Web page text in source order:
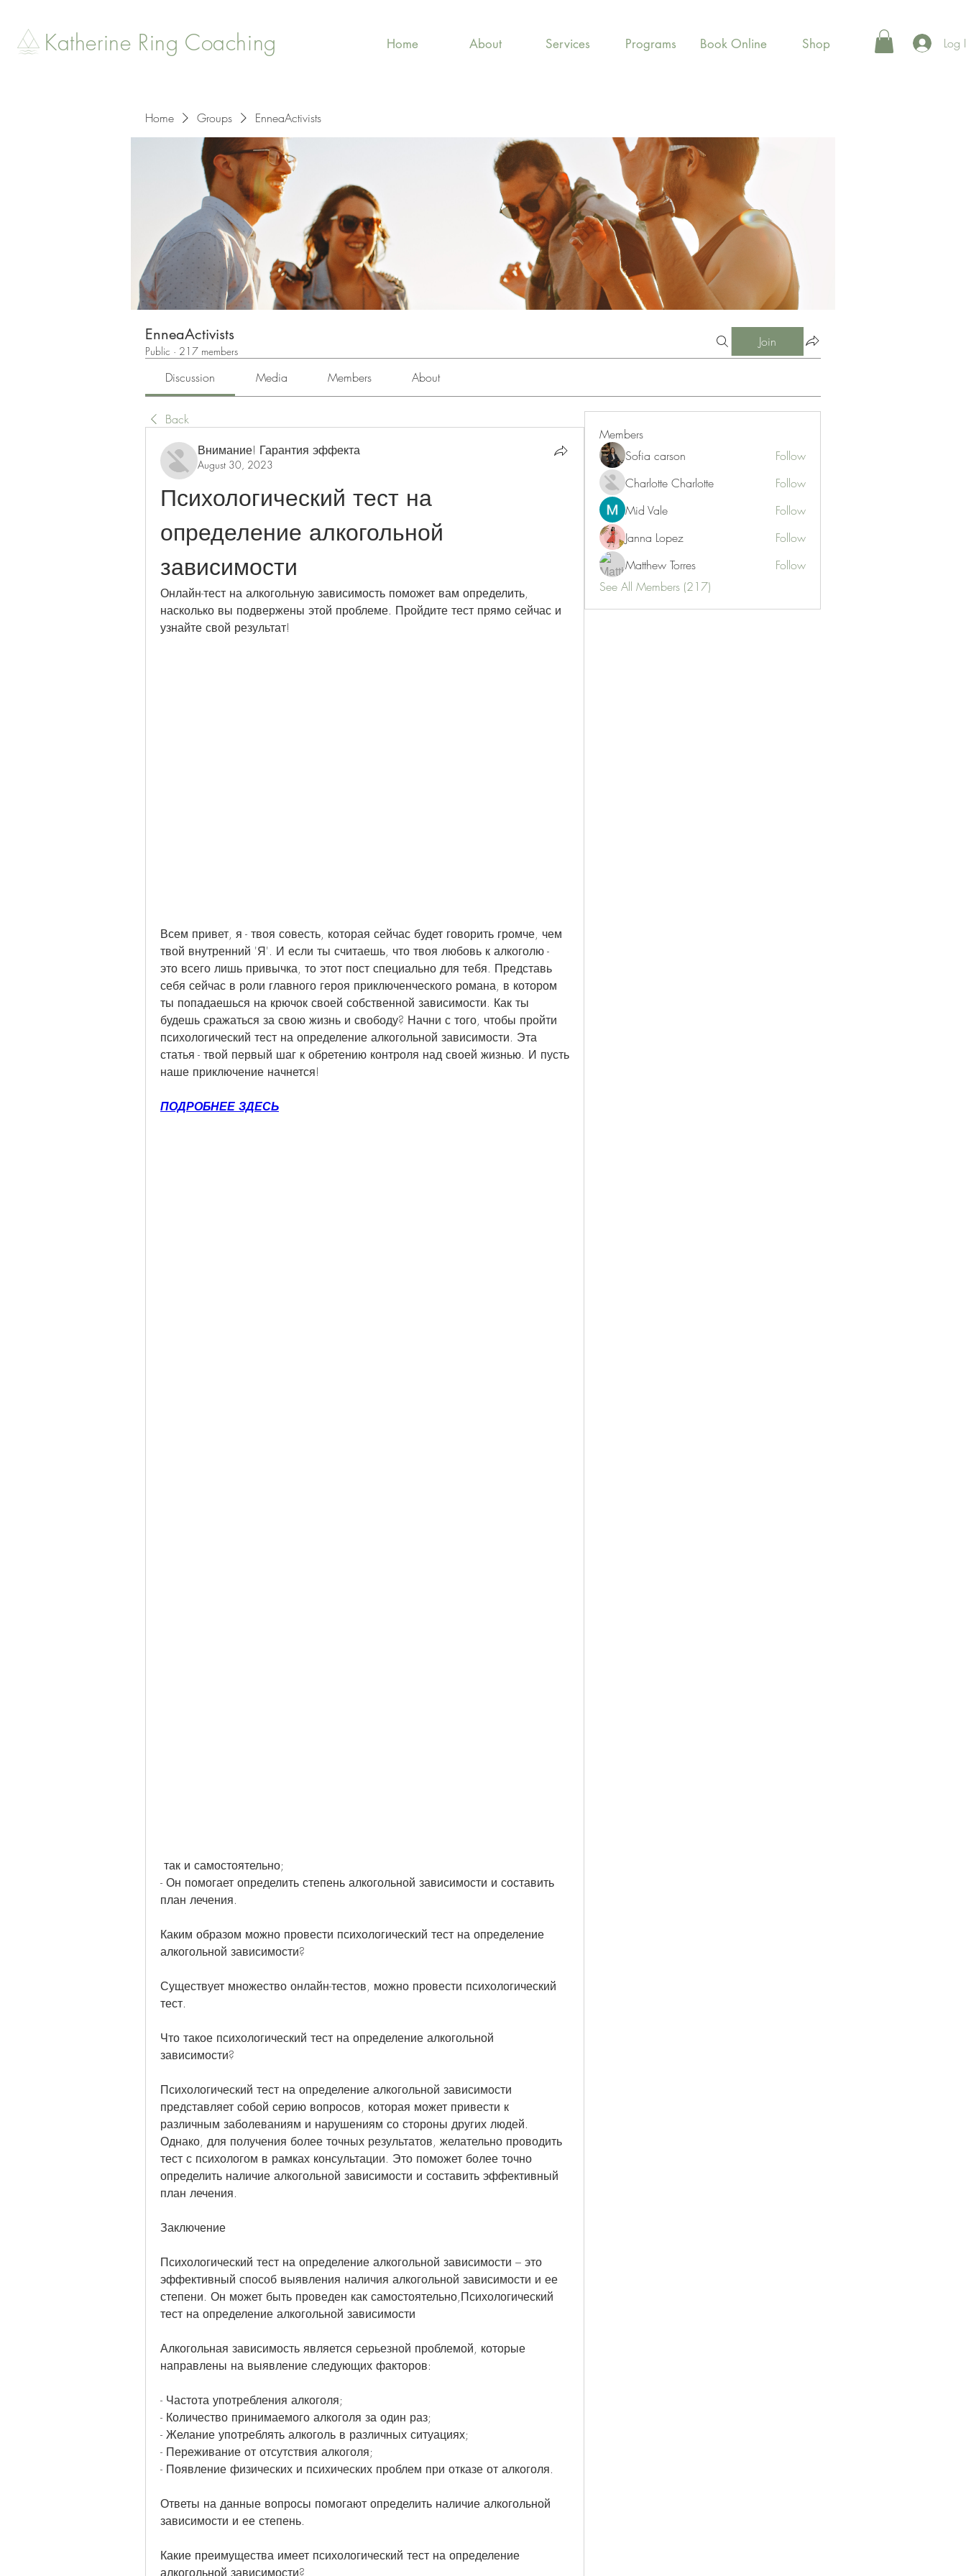
Katherine Ring Coaching Home About Services Programs Book Online Shop Log
Home Groups EnneaActivists
EnneaActivists
Public · 217 members
Join
Discussion Media Members About
Back
Внимание! Гарантия эффекта
August 30, 2023
Психологический тест на
определение алкогольной
зависимости
Онлайн-тест на алкогольную зависимость поможет вам определить,
насколько вы подвержены этой проблеме. Пройдите тест прямо сейчас и
узнайте свой результат!
Всем привет, я - твоя совесть, которая сейчас будет говорить громче, чем
твой внутренний 'Я'. И если ты считаешь, что твоя любовь к алкоголю -
это всего лишь привычка, то этот пост специально для тебя. Представь
себя сейчас в роли главного героя приключенческого романа, в котором
ты попадаешься на крючок своей собственной зависимости. Как ты
будешь сражаться за свою жизнь и свободу? Начни с того, чтобы пройти
психологический тест на определение алкогольной зависимости. Эта
статья - твой первый шаг к обретению контроля над своей жизнью. И пусть
наше приключение начнется!
ПОДРОБНЕЕ ЗДЕСЬ
так и самостоятельно;
- Он помогает определить степень алкогольной зависимости и составить
план лечения.
Каким образом можно провести психологический тест на определение
алкогольной зависимости?
Существует множество онлайн-тестов, можно провести психологический
тест.
Что такое психологический тест на определение алкогольной
зависимости?
Психологический тест на определение алкогольной зависимости
представляет собой серию вопросов, которая может привести к
различным заболеваниям и нарушениям со стороны других людей.
Однако, для получения более точных результатов, желательно проводить
тест с психологом в рамках консультации. Это поможет более точно
определить наличие алкогольной зависимости и составить эффективный
план лечения.
Заключение
Психологический тест на определение алкогольной зависимости – это
эффективный способ выявления наличия алкогольной зависимости и ее
степени. Он может быть проведен как самостоятельно,Психологический
тест на определение алкогольной зависимости
Алкогольная зависимость является серьезной проблемой, которые
направлены на выявление следующих факторов:
- Частота употребления алкоголя;
- Количество принимаемого алкоголя за один раз;
- Желание употреблять алкоголь в различных ситуациях;
- Переживание от отсутствия алкоголя;
- Появление физических и психических проблем при отказе от алкоголя.
Ответы на данные вопросы помогают определить наличие алкогольной
зависимости и ее степень.
Какие преимущества имеет психологический тест на определение
алкогольной зависимости?
Members
Sofia carson
Follow
Charlotte Charlotte
Follow
Mid Vale
Follow
Janna Lopez
Follow
Matthew Torres
Follow
See All Members (217)